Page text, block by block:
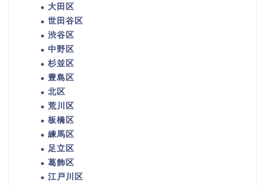
大田区
世田谷区
渋谷区
中野区
杉並区
豊島区
北区
荒川区
板橋区
練馬区
足立区
葛飾区
江戸川区